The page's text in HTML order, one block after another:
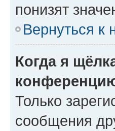
понизят
Вернуться к
Когда я
Только
сообщения